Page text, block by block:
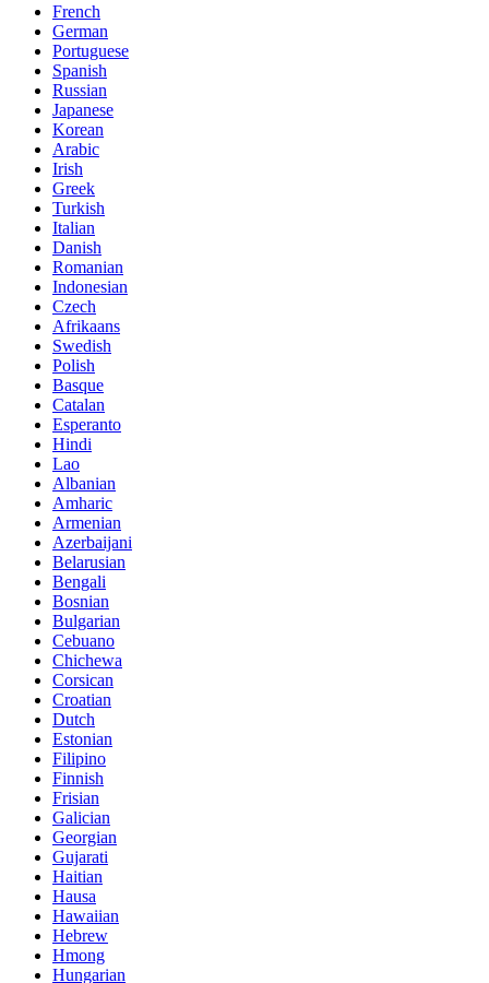
French
German
Portuguese
Spanish
Russian
Japanese
Korean
Arabic
Irish
Greek
Turkish
Italian
Danish
Romanian
Indonesian
Czech
Afrikaans
Swedish
Polish
Basque
Catalan
Esperanto
Hindi
Lao
Albanian
Amharic
Armenian
Azerbaijani
Belarusian
Bengali
Bosnian
Bulgarian
Cebuano
Chichewa
Corsican
Croatian
Dutch
Estonian
Filipino
Finnish
Frisian
Galician
Georgian
Gujarati
Haitian
Hausa
Hawaiian
Hebrew
Hmong
Hungarian